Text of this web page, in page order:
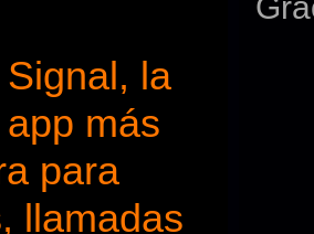
Signal, la
app más
para
llamadas